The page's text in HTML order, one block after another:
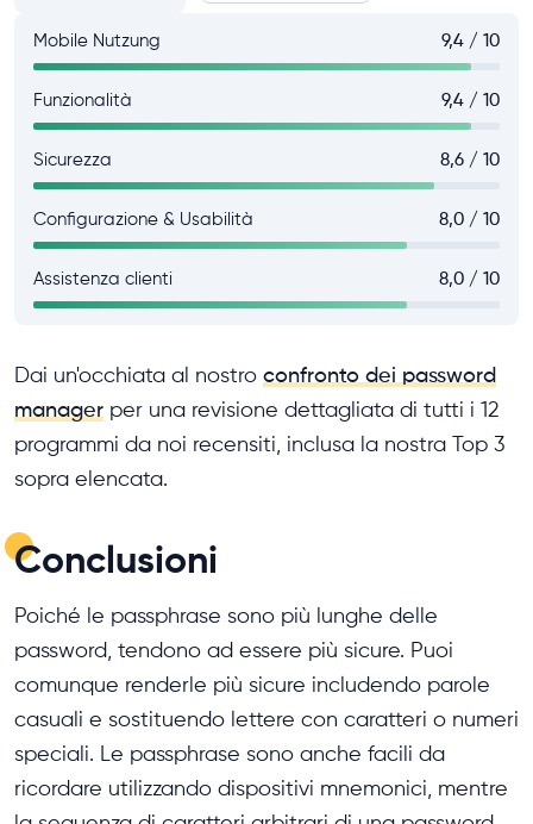
Mobile Nutzung 9,4 / 10
Funzionalità 9,4 / 10
Sicurezza 8,6 / 10
Configurazione & Usabilità 8,0 / 10
Assistenza clienti 8,0 / 10
Dai un'occhiata al nostro confronto dei password
manager per una revisione dettagliata di tutti i 12
programmi da noi recensiti, inclusa la nostra Top 3
sopra elencata.
Conclusioni
Poiché le passphrase sono più lunghe delle
password, tendono ad essere più sicure. Puoi
comunque renderle più sicure includendo parole
casuali e sostituendo lettere con caratteri o numeri
speciali. Le passphrase sono anche facili da
ricordare utilizzando dispositivi mnemonici, mentre